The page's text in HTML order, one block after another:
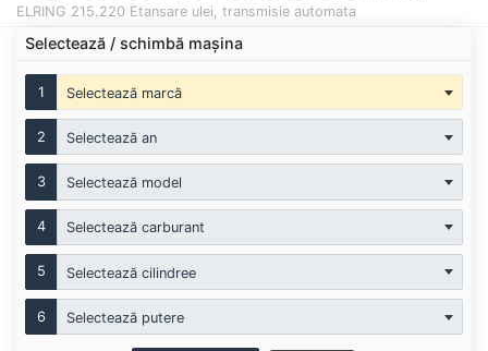
ELRING 215.220 Etansare ulei, transmisie automata
Selectează / schimbă mașina
1 Selectează marcă
2 Selectează an
3 Selectează model
4 Selectează carburant
5 Selectează cilindree
6 Selectează putere